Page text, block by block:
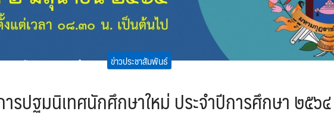
ข่าวประชาสัมพันธ์
รปฐมนิเทศนักศึกษาใหม่ ประจำปีการศึกษา ๒๕๖๔